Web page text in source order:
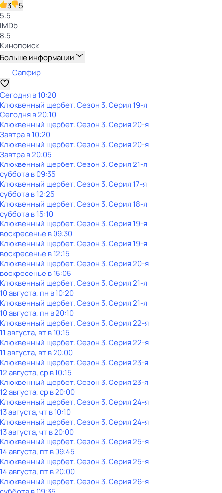
3
5
5.5
IMDb
8.5
Кинопоиск
Больше информации
Сапфир
Сегодня в 10:20
Клюквенный щербет. Сезон 3. Серия 19-я
Сегодня в 20:10
Клюквенный щербет. Сезон 3. Серия 20-я
Завтра в 10:20
Клюквенный щербет. Сезон 3. Серия 20-я
Завтра в 20:05
Клюквенный щербет. Сезон 3. Серия 21-я
субботав09:35
Клюквенный щербет. Сезон 3. Серия 17-я
субботав12:25
Клюквенный щербет. Сезон 3. Серия 18-я
субботав15:10
Клюквенный щербет. Сезон 3. Серия 19-я
воскресенье в09:30
Клюквенный щербет. Сезон 3. Серия 19-я
воскресенье в12:15
Клюквенный щербет. Сезон 3. Серия 20-я
воскресенье в15:05
Клюквенный щербет. Сезон 3. Серия 21-я
10 августа, пн в 10:20
Клюквенный щербет. Сезон 3. Серия 21-я
10 августа, пн в 20:10
Клюквенный щербет. Сезон 3. Серия 22-я
11 августа, вт в 10:15
Клюквенный щербет. Сезон 3. Серия 22-я
11 августа, вт в 20:00
Клюквенный щербет. Сезон 3. Серия 23-я
12 августа, ср в 10:15
Клюквенный щербет. Сезон 3. Серия 23-я
12 августа, ср в 20:00
Клюквенный щербет. Сезон 3. Серия 24-я
13 августа, чт в 10:10
Клюквенный щербет. Сезон 3. Серия 24-я
13 августа, чт в 20:00
Клюквенный щербет. Сезон 3. Серия 25-я
14 августа, пт в 09:45
Клюквенный щербет. Сезон 3. Серия 25-я
14 августа, пт в 20:00
Клюквенный щербет. Сезон 3. Серия 26-я